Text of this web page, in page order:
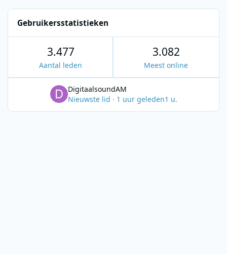
Gebruikersstatistieken
3.477
Aantal leden
3.082
Meest online
DigitaalsoundAM
Nieuwste lid · 1 uur geleden1 u.